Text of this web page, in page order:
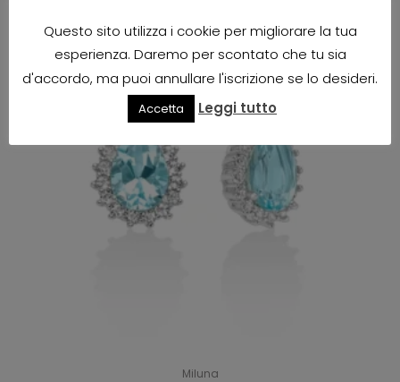
Miluna
Questo sito utilizza i cookie per migliorare la tua
esperienza. Daremo per scontato che tu sia
d'accordo, ma puoi annullare l'iscrizione se lo desideri.
Accetta Leggi tutto